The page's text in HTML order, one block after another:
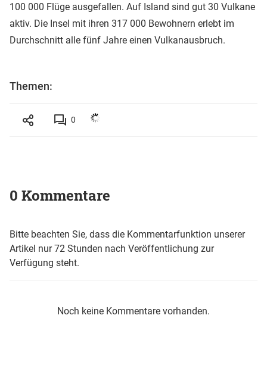
100 000 Flüge ausgefallen. Auf Island sind gut 30 Vulkane
aktiv. Die Insel mit ihren 317 000 Bewohnern erlebt im
Durchschnitt alle fünf Jahre einen Vulkanausbruch.
Themen:
0
0 Kommentare
Bitte beachten Sie, dass die Kommentarfunktion unserer
Artikel nur 72 Stunden nach Veröffentlichung zur
Verfügung steht.
Noch keine Kommentare vorhanden.